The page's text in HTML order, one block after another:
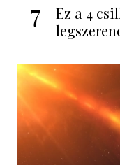
7
Ez a 4